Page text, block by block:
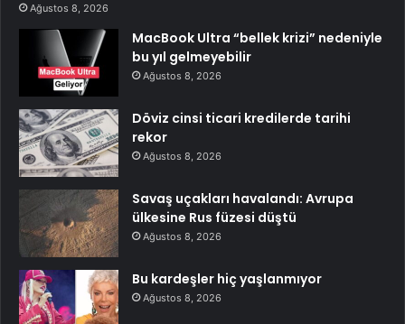
Ağustos 8, 2026
MacBook Ultra “bellek krizi” nedeniyle
bu yıl gelmeyebilir
Ağustos 8, 2026
Döviz cinsi ticari kredilerde tarihi
rekor
Ağustos 8, 2026
Savaş uçakları havalandı: Avrupa
ülkesine Rus füzesi düştü
Ağustos 8, 2026
Bu kardeşler hiç yaşlanmıyor
Ağustos 8, 2026